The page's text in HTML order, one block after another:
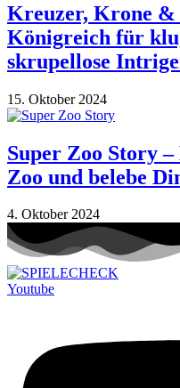
Kreuzer, Krone &
Königreich für
skrupellose
15. Oktober 2024
Super Zoo Story
Zoo und belebe
4. Oktober 2024
Youtube